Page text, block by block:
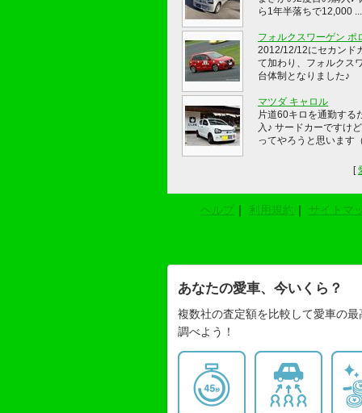
ら1年半落ちで12,000 ...
フォルクスワーゲン ポ
2012/12/12にセカンド
て加わり、フォルクス
台体制となりました♪
マツダ キャロル
片道60キロを通勤する
入♪ サードカーですけ
ってやろうと思います（
[
ヘルプ ｜ 利用規約 ｜ サイトマ
あなたの愛車、今いくら？
複数社の査定額を比較して愛車の最
調べよう！